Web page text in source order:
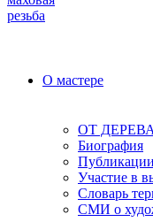
О мастере
ОТ
Биография
Публикации
Участие в
Словарь
СМИ о